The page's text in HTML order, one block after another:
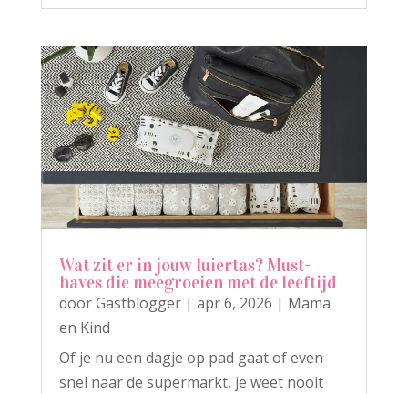
Wat zit er in jouw luiertas? Must-
haves die meegroeien met de leeftijd
doorGastblogger| apr 6, 2026 | Mama
en Kind
Of je nu een dagje op pad gaat of even
snel naar de supermarkt, je weet nooit